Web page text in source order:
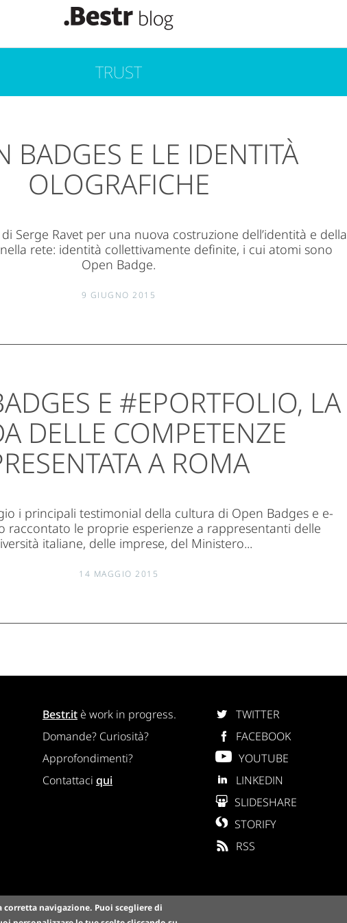
TRUST
BADGES E LE IDENTITÀ
OLOGRAFICHE
Serge Ravet per una nuova costruzione dell’identità e della
rete: identità collettivamente definite, i cui atomi sono
Open Badge.
9 GIUGNO 2015
E #EPORTFOLIO, LA
DELLE COMPETENZE
A ROMA
i principali testimonial della cultura di Open Badges e e-
raccontato le proprie esperienze a rappresentanti delle
italiane, delle imprese, del Ministero...
14 MAGGIO 2015
Bestr.it è work in progress.
Domande? Curiosità?
Approfondimenti?
Contattaciqui
TWITTER
FACEBOOK
YOUTUBE
LINKEDIN
SLIDESHARE
STORIFY
RSS
corretta navigazione. Puoi scegliere di